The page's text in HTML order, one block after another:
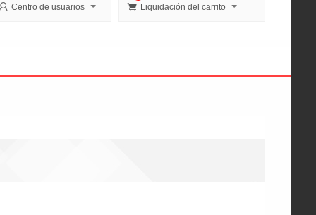
 Centro de usuarios  Liquidación del carrito